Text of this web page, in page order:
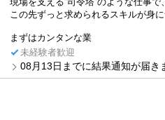
この先ずっと求められるスキルが身に
まずはカンタンな業
未経験者歓迎
08月13日までに結果通知が届き